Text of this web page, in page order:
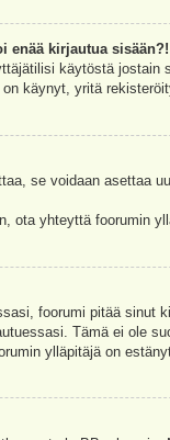
enää kirjautua sisään?!
käytöstä
käynyt, yritä
se voidaan asettaa
ota yhteyttä foorumin
foorumi pitää sinut
Tämä ei ole
ylläpitäjä on